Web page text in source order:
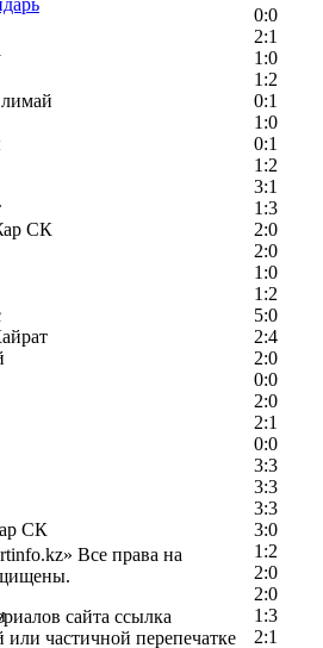
0:0
2:1
1:0
1:2
0:1
1:0
0:1
1:2
3:1
1:3
СК
2:0
2:0
1:0
1:2
5:0
2:4
2:0
0:0
2:0
2:1
0:0
3:3
3:3
3:3
СК
3:0
1:2
2:0
2:0
1:3
2:1
сайт
Все права на
сайта ссылка
частичной перепечатке